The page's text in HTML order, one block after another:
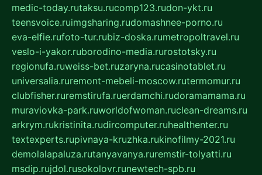
medic-today.rutaksu.rucomp123.rudon-ykt.ru
teensvoice.ruimgsharing.rudomashnee-porno.ru
eva-elfie.rufoto-tur.rubiz-doska.rumetropoltravel.ru
veslo-i-yakor.ruborodino-media.rurostotsky.ru
regionufa.ruweiss-bet.ruzaryna.rucasinotablet.ru
universalia.ruremont-mebeli-moscow.rutermomur.ru
clubfisher.ruremstirufa.ruerdamchi.rudoramamama.ru
muraviovka-park.ruworldofwoman.ruclean-dreams.ru
arkrym.rukristinita.rudircomputer.ruhealthenter.ru
textexperts.rupivnaya-kruzhka.rukinofilmy-2021.ru
demolalapaluza.rutanyavanya.ruremstir-tolyatti.ru
msdip.rujdol.rusokolovr.runewtech-spb.ru